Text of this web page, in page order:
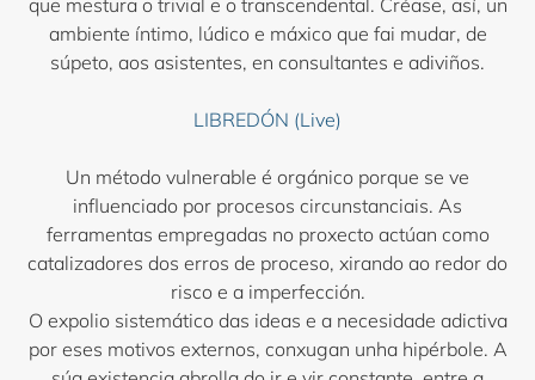
que mestura o trivial e o transcendental. Créase, así, un
ambiente íntimo, lúdico e máxico que fai mudar, de
súpeto, aos asistentes, en consultantes e adiviños.
LIBREDÓN (Live)
Un método vulnerable é orgánico porque se ve
influenciado por procesos circunstanciais. As
ferramentas empregadas no proxecto actúan como
catalizadores dos erros de proceso, xirando ao redor do
risco e a imperfección.
O expolio sistemático das ideas e a necesidade adictiva
por eses motivos externos, conxugan unha hipérbole. A